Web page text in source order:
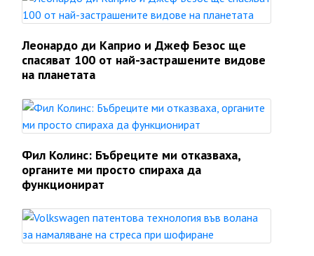
Леонардо ди Каприо и Джеф Безос ще
спасяват 100 от най-застрашените видове
на планетата
Фил Колинс: Бъбреците ми отказваха,
органите ми просто спираха да
функционират